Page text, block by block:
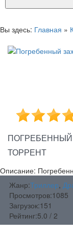
Вы здесь: Главная »
ПОГРЕБЕННЫЙ
ТОРРЕНТ
Описание:
Жанр:Триллер,
Просмотров:1085
Загрузок:151
Рейтинг:5.0 / 2